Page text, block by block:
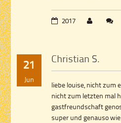
2017
21
Jun
Christian S.
liebe louise, nicht zum
nicht zum letzten mal
gastfreundschaft
super und genauso